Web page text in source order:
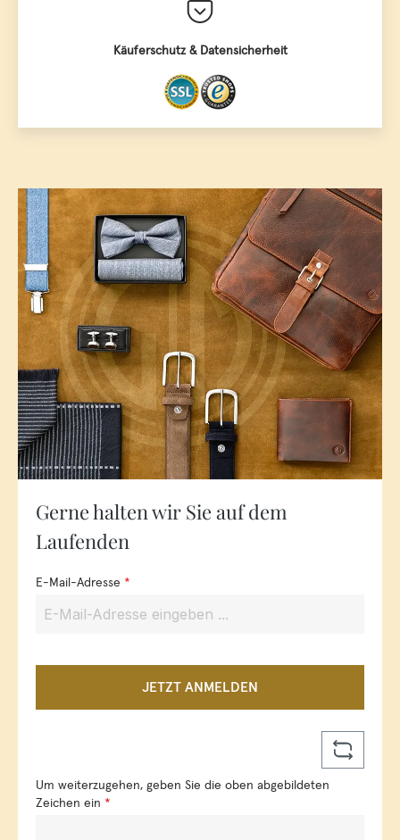
Käuferschutz & Datensicherheit
Gerne halten wir Sie auf dem
Laufenden
E-Mail-Adresse *
JETZT ANMELDEN
Um weiterzugehen, geben Sie die oben abgebildeten
Zeichen ein *